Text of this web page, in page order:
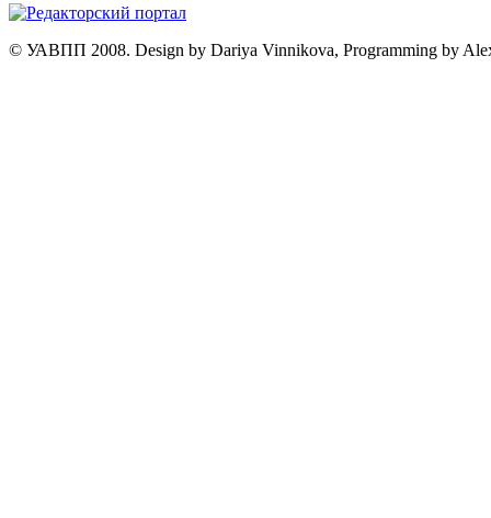
© УАВПП 2008. Design by Dariya Vinnikova, Programming by